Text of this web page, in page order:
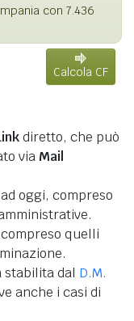
con 7.436
Calcola CF
diretto, che può
via Mail
ad oggi, compreso
quelli
stabilita dal D.M.
anche i casi di